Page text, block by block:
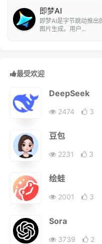
即梦AI
即梦AI是字节跳动推出
图片生成。用户...
最受欢迎
DeepSeek
2474 3
豆包
2231 3
绘蛙
2001 3
Sora
3739 2